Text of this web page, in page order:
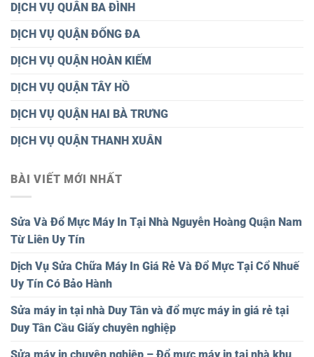
DỊCH VỤ QUÂN BA ĐÌNH
DỊCH VỤ QUẬN ĐỐNG ĐA
DỊCH VỤ QUẬN HOÀN KIẾM
DỊCH VỤ QUẬN TÂY HỒ
DỊCH VỤ QUẬN HAI BÀ TRƯNG
DỊCH VỤ QUẬN THANH XUÂN
BÀI VIẾT MỚI NHẤT
Sửa Và Đổ Mực Máy In Tại Nhà Nguyễn Hoàng Quận Nam
Từ Liên Uy Tín
Dịch Vụ Sửa Chữa Máy In Giá Rẻ Và Đổ Mực Tại Cổ Nhuế
Uy Tín Có Bảo Hành
Sửa máy in tại nhà Duy Tân và đổ mực máy in giá rẻ tại
Duy Tân Cầu Giấy chuyên nghiệp